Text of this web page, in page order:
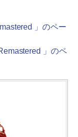
」のペー
」のペ